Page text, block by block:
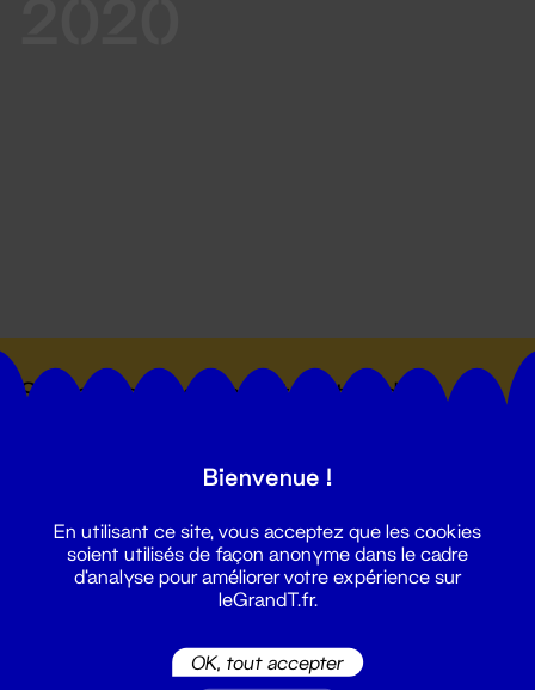
Suivez toutes les actualités du
Bienvenue !
En utilisant ce site, vous acceptez que les cookies
soient utilisés de façon anonyme dans le cadre
d'analyse pour améliorer votre expérience sur
leGrandT.fr.
OK, tout accepter